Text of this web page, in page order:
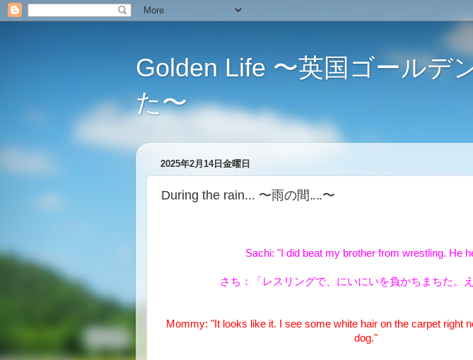
Golden Life 〜英国ゴールデ
た〜
2025年2月14日金曜日
During the rain... 〜雨の間‥‥〜
Sachi: "I did beat my brother from wrestling. He
さち：「レスリングで、にいにいを負かちまちた。え
Mommy: "It looks like it. I see some white hair on the carpet right
dog."